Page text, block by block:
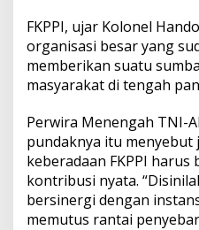
FKPPI, ujar Kolonel
organisasi besar yang
memberikan suatu
masyarakat di tengah
Perwira Menengah TNI-
pundaknya itu menyebut
keberadaan FKPPI harus
kontribusi nyata.
bersinergi dengan
memutus rantai